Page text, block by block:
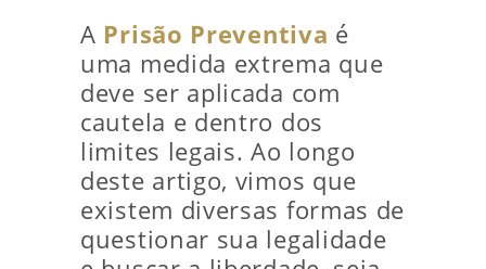
A Prisão Preventiva é
uma medida extrema que
deve ser aplicada com
cautela e dentro dos
limites legais. Ao longo
deste artigo, vimos que
existem diversas formas de
questionar sua legalidade